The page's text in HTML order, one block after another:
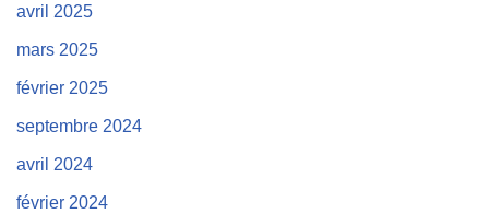
avril 2025
mars 2025
février 2025
septembre 2024
avril 2024
février 2024